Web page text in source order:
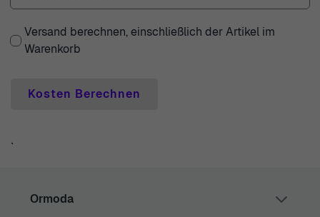
Versand berechnen, einschließlich der Artikel im
Warenkorb
Kosten Berechnen
`
Ormoda